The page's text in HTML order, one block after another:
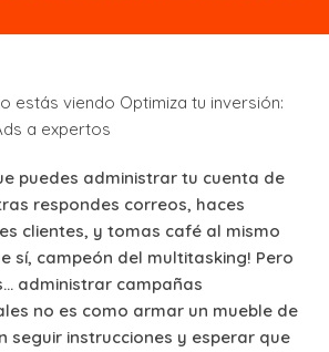
puedes administrar tu cuenta de
respondes correos, haces
clientes, y tomas café al mismo
sí, campeón del multitasking! Pero
administrar campañas
no es como armar un mueble de
seguir instrucciones y esperar que